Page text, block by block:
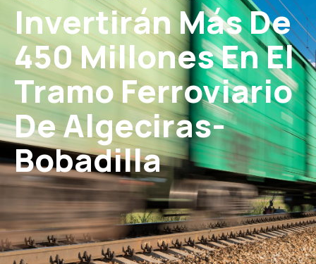
Invertirán Más De
450 Millones En El
Tramo Ferroviario
De Algeciras-
Bobadilla